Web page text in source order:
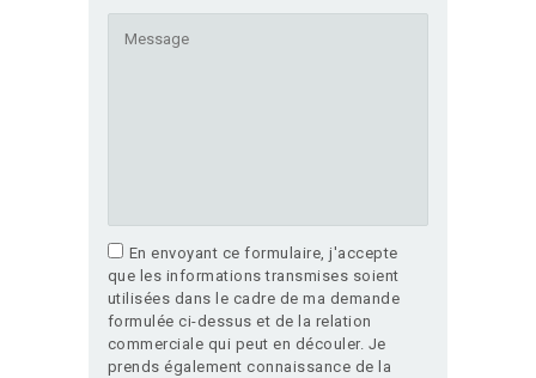
En envoyant ce formulaire, j'accepte
que les informations transmises soient
utilisées dans le cadre de ma demande
formulée ci-dessus et de la relation
commerciale qui peut en découler. Je
prends également connaissance de la